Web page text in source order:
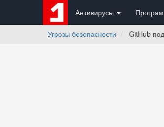
Антивирусы
Угрозы безопасности GitHub